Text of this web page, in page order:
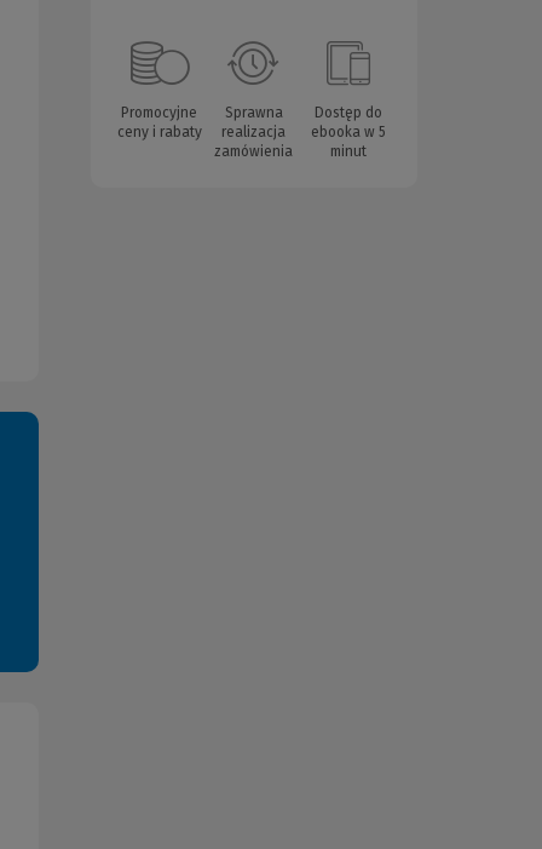
Promocyjne
ceny i rabaty
Sprawna
realizacja
zamówienia
Dostęp do
ebooka w 5
minut